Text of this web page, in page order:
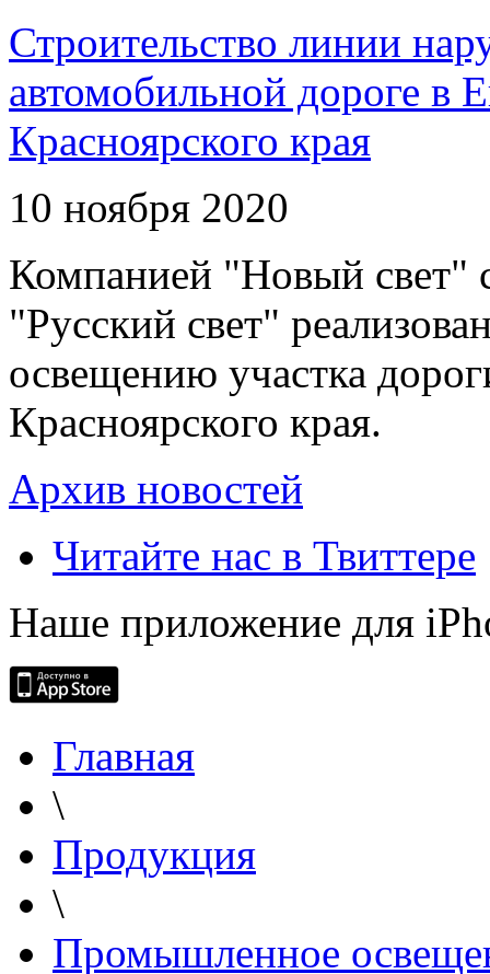
Строительство линии
автомобильной дороге в
Красноярского края
10 ноября 2020
Компанией "Новый свет"
"Русский свет"
освещению участка
Красноярского края.
Архив новостей
Читайте нас в Твиттере
Наше приложение для
Главная
\
Продукция
\
Промышленное